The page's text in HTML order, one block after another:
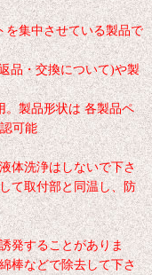
を集中させている製品で
品・交換について)や製
。製品形状は 各製品ペ
可能
体洗浄はしないで下さ
て取付部と同温し、防
発することがありま
棒などで除去して下さ